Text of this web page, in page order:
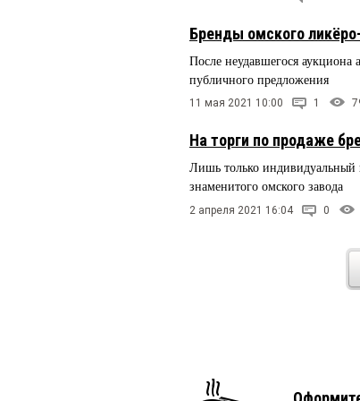
Бренды омского
После неудавшегося
публичного предложения
11 мая 2021 10:00 1
На торги по продаже
Лишь только индивидуальный
знаменитого омского завода
2 апреля 2021 16:04 0